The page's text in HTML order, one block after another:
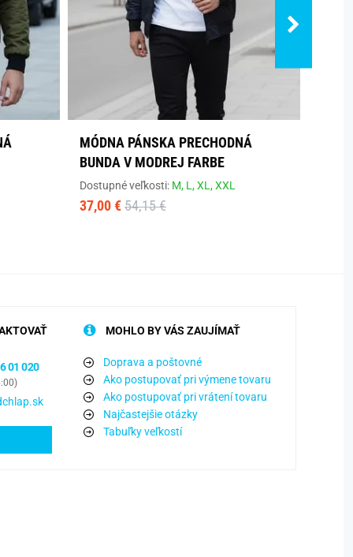
MÓDNA PÁNSKA PRECHODNÁ
BUNDA V MODREJ FARBE
Dostupné veľkosti: M, L,XL,XXL
37,00 € 54,15 €
01 020
MOHLO BY VÁS ZAUJÍMAŤ
Doprava a poštovné
Ako postupovať pri výmene tovaru
Ako postupovať pri vrátení tovaru
Najčastejšie otázky
Tabuľky veľkostí